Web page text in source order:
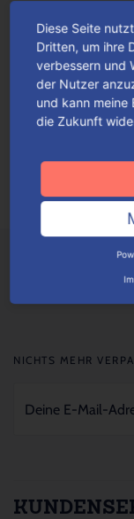
Für jeden
Je nach
NICHTS MEHR
Diese Seite
Dritten, um ihre
verbessern und
der Nutzer
und kann meine
die Zukunft